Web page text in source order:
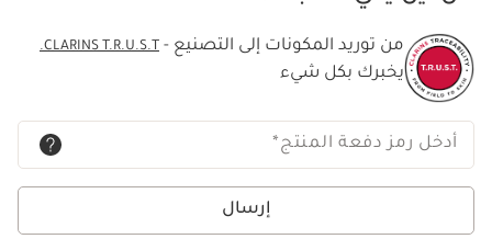
من توريد المكونات إلى التصنيع - CLARINS T.R.U.S.T.
يخبرك بكل شيء
أدخل رمز دفعة المنتج*
إرسال